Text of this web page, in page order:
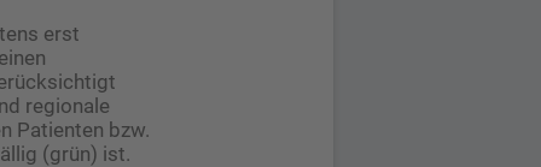
erst
regionale
Patienten bzw.
(grün) ist.